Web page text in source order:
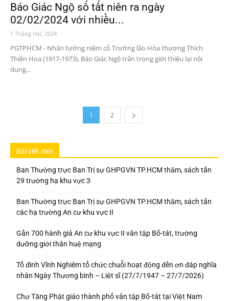
Báo Giác Ngộ số tất niên ra ngày
02/02/2024 với nhiều...
1 Tháng Hai, 2024
PGTPHCM - Nhân tưởng niệm cố Trưởng lão Hòa thượng Thích
Thiện Hoa (1917-1973), Báo Giác Ngộ trân trọng giới thiệu lại nội
dung...
1 2
Bài viết mới
Ban Thường trực Ban Trị sự GHPGVN TP.HCM thăm, sách tấn
29 trường hạ khu vực 3
Ban Thường trực Ban Trị sự GHPGVN TP.HCM thăm, sách tấn
các hạ trường An cư khu vực II
Gần 700 hành giả An cư khu vực II vân tập Bố-tát, trưởng
dưỡng giới thân huệ mạng
Tổ đình Vĩnh Nghiêm tổ chức chuỗi hoạt động đền ơn đáp nghĩa
nhân Ngày Thương binh – Liệt sĩ (27/7/1947 – 27/7/2026)
Chư Tăng Phật giáo thành phố vân tập Bố-tát tại Việt Nam